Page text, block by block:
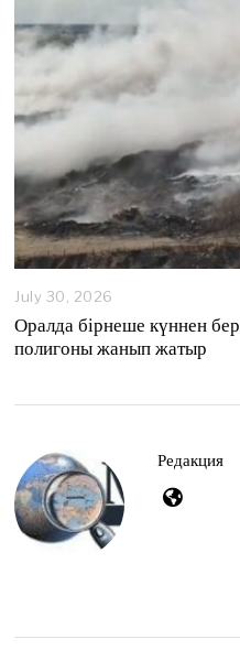
6
July 30, 2026
Оралда бірнеше күннен
полигоны жанып жатыр
Редакция